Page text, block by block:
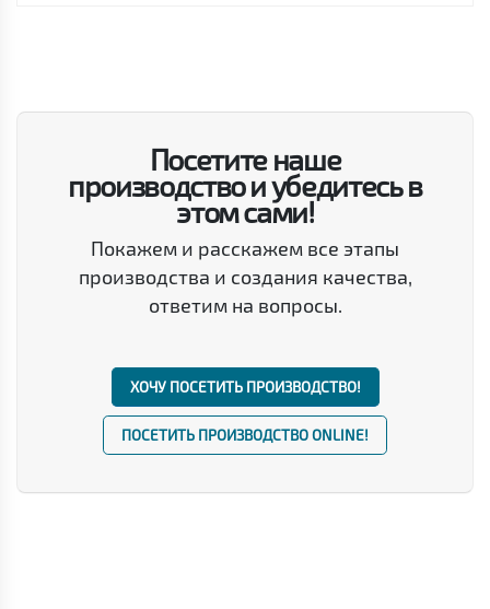
Посетите наше
производство и убедитесь в
этом сами!
Покажем и расскажем все этапы
производства и создания качества,
ответим на вопросы.
ХОЧУ ПОСЕТИТЬ ПРОИЗВОДСТВО!
ПОСЕТИТЬ ПРОИЗВОДСТВО ONLINE!